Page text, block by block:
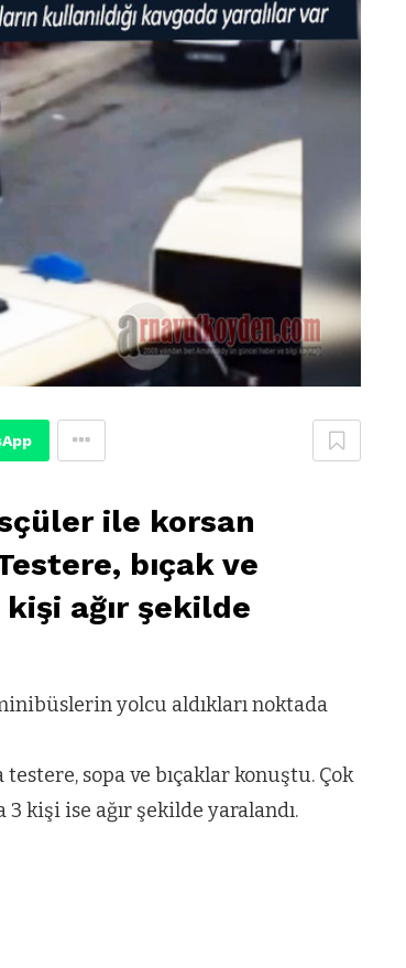
ile korsan
bıçak ve
ağır şekilde
yolcu aldıkları noktada
sopa ve bıçaklar konuştu. Çok
kişi ise ağır şekilde yaralandı.